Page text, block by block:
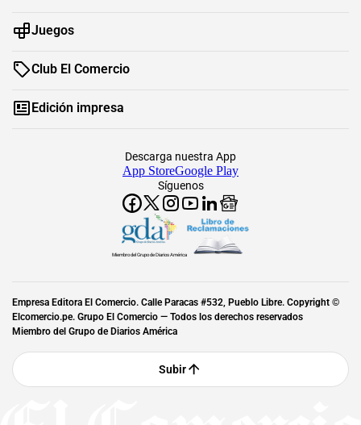
Juegos
Club El Comercio
Edición impresa
Síguenos
Descarga nuestra App
App StoreGoogle Play
Miembro del Grupo de Diarios América
Empresa Editora El Comercio. Calle Paracas #532, Pueblo Libre. Copyright ©
Elcomercio.pe. Grupo El Comercio — Todos los derechos reservados
Miembro del Grupo de Diarios América
Subir